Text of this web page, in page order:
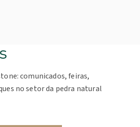
comunicados, feiras,
no setor da pedra natural